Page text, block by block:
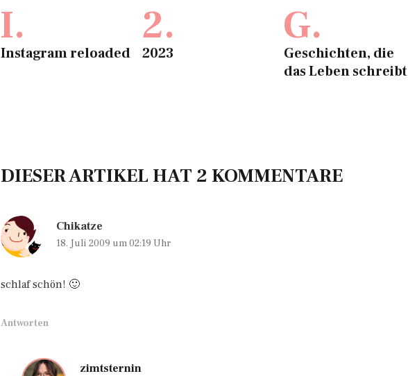
I.
Instagram reloaded
2.
2023
G.
Geschichten, die
das Leben schreibt
DIESER ARTIKEL HAT 2 KOMMENTARE
Chikatze
18. Juli 2009 um 02:19 Uhr
schlaf schön! 🙂
Antworten
zimtsternin